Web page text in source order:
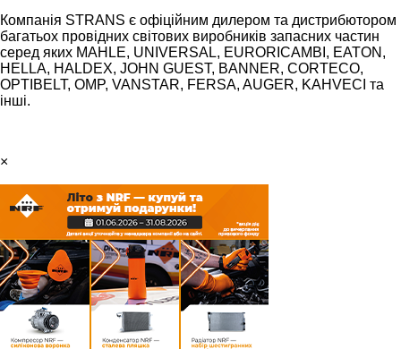
Компанія STRANS є офіційним дилером та дистрибютором
багатьох провідних світових виробників запасних частин
серед яких MAHLE, UNIVERSAL, EURORICAMBI, EATON,
HELLA, HALDEX, JOHN GUEST, BANNER, CORTECO,
OPTIBELT, OMP, VANSTAR, FERSA, AUGER, KAHVECI та
інші.
×